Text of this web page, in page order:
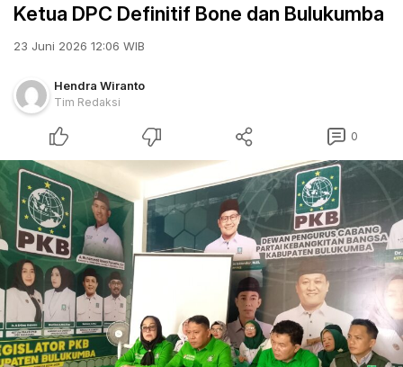
Ketua DPC Definitif Bone dan Bulukumba
23 Juni 2026 12:06 WIB
Hendra Wiranto
Tim Redaksi
0